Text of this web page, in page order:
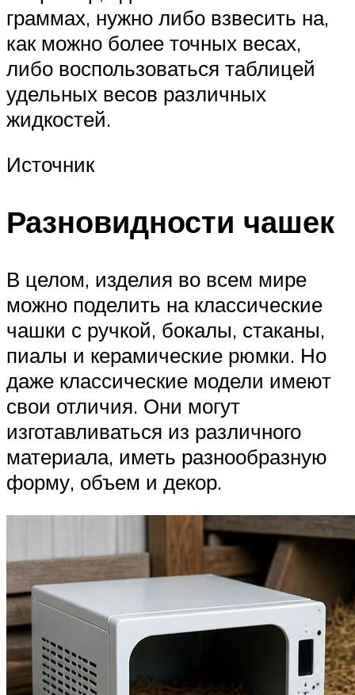
граммах, нужно либо взвесить на,
как можно более точных весах,
либо воспользоваться таблицей
удельных весов различных
жидкостей.
Источник
Разновидности чашек
В целом, изделия во всем мире
можно поделить на классические
чашки с ручкой, бокалы, стаканы,
пиалы и керамические рюмки. Но
даже классические модели имеют
свои отличия. Они могут
изготавливаться из различного
материала, иметь разнообразную
форму, объем и декор.